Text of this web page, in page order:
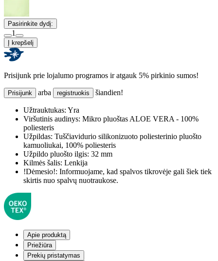
Pasirinkite dydį:
1
Į krepšelį
Prisijunk prie lojalumo programos ir atgauk 5% pirkinio sumos!
Prisijunk arba registruokis šiandien!
Užtrauktukas: Yra
Viršutinis audinys: Mikro pluoštas ALOE VERA - 100%
poliesteris
Užpildas: Tuščiavidurio silikonizuoto poliesterinio pluošto
kamuoliukai, 100% poliesteris
Užpildo pluošto ilgis: 32 mm
Kilmės šalis: Lenkija
!Dėmesio!: Informuojame, kad spalvos tikrovėje gali šiek tiek
skirtis nuo spalvų nuotraukose.
Apie produktą
Priežiūra
Prekių pristatymas